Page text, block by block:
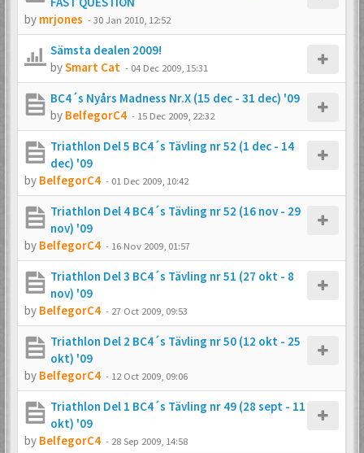
by mrjones -30 Jan 2010, 12:52
Sämsta dealen 2009!
bySmart Cat - 04 Dec 2009, 15:31
BC4´s Nyårs Madness Nr.X (15 dec - 31 dec) '09
by BelfegorC4 - 15 Dec 2009, 22:32
Triathlon Del 5 BC4´s Tävling nr 52 (1 dec - 14
dec) '09
by BelfegorC4 - 01 Dec 2009, 10:42
Triathlon Del 4 BC4´s Tävling nr 52 (16 nov - 29
nov) '09
by BelfegorC4 - 16 Nov 2009, 01:57
Triathlon Del 3 BC4´s Tävling nr 51 (27 okt - 8
nov) '09
by BelfegorC4 - 27 Oct 2009, 09:53
Triathlon Del 2 BC4´s Tävling nr 50 (12 okt - 25
okt) '09
by BelfegorC4 - 12 Oct 2009, 09:06
Triathlon Del 1 BC4´s Tävling nr 49 (28 sept - 11
okt) '09
by BelfegorC4 - 28 Sep 2009, 14:58